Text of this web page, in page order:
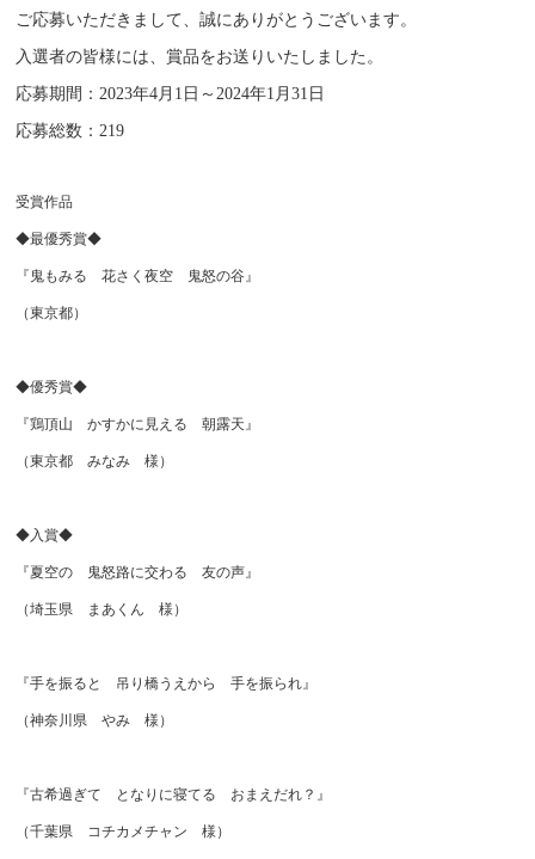
ご応募いただきまして、誠にありがとうございます。
入選者の皆様には、賞品をお送りいたしました。
応募期間：2023年4月1日～2024年1月31日
応募総数：219
受賞作品
◆最優秀賞◆
『鬼もみる 花さく夜空 鬼怒の谷』
（東京都）
◆優秀賞◆
『鶏頂山 かすかに見える 朝露天』
（東京都 みなみ 様）
◆入賞◆
『夏空の 鬼怒路に交わる 友の声』
（埼玉県 まあくん 様）
『手を振ると 吊り橋うえから 手を振られ』
（神奈川県 やみ 様）
『古希過ぎて となりに寝てる おまえだれ？』
（千葉県 コチカメチャン 様）